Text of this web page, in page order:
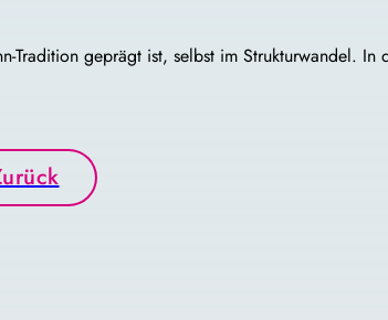
Tradition geprägt ist, selbst im Strukturwandel. In